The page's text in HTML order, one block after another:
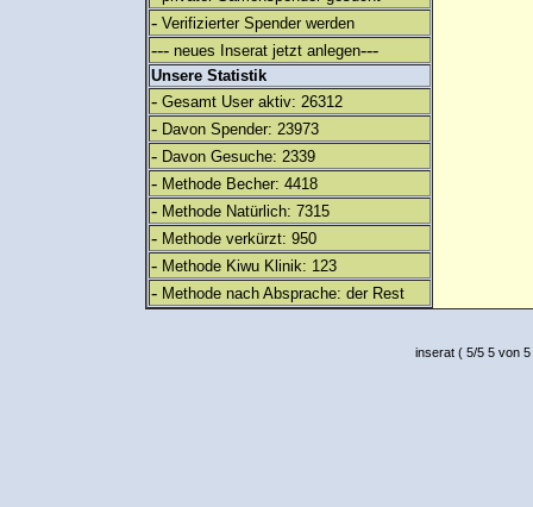
- Verifizierter Spender werden
--- neues Inserat jetzt anlegen---
Unsere Statistik
- Gesamt User aktiv: 26312
- Davon Spender: 23973
- Davon Gesuche: 2339
- Methode Becher: 4418
- Methode Natürlich: 7315
- Methode verkürzt: 950
- Methode Kiwu Klinik: 123
- Methode nach Absprache: der Rest
inserat( 5/5 5 von 5